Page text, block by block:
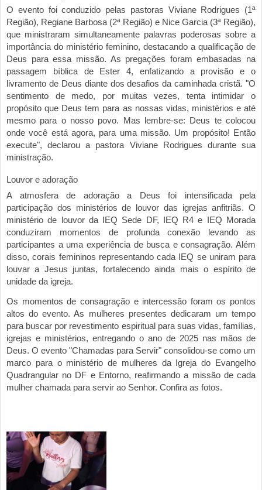
O evento foi conduzido pelas pastoras Viviane Rodrigues (1ª
Região), Regiane Barbosa (2ª Região) e Nice Garcia (3ª Região),
que ministraram simultaneamente palavras poderosas sobre a
importância do ministério feminino, destacando a qualificação de
Deus para essa missão. As pregações foram embasadas na
passagem bíblica de Ester 4, enfatizando a provisão e o
livramento de Deus diante dos desafios da caminhada cristã. "O
sentimento de medo, por muitas vezes, tenta intimidar o
propósito que Deus tem para as nossas vidas, ministérios e até
mesmo para o nosso povo. Mas lembre-se: Deus te colocou
onde você está agora, para uma missão. Um propósito! Então
execute", declarou a pastora Viviane Rodrigues durante sua
ministração.
Louvor e adoração
A atmosfera de adoração a Deus foi intensificada pela
participação dos ministérios de louvor das igrejas anfitriãs. O
ministério de louvor daIEQ Sede DF, IEQ R4 e
IEQ Morada
conduziram momentos de profunda conexão levando as
participantes a uma experiência de busca e consagração. Além
disso, corais femininos representando cada IEQ se uniram para
louvar a Jesus juntas, fortalecendo ainda mais o espírito de
unidade da igreja.
Os momentos de consagração e intercessão foram os pontos
altos do evento. As mulheres presentes dedicaram um tempo
para buscar por revestimento espiritual para suas vidas, famílias,
igrejas e ministérios, entregando o ano de 2025 nas mãos de
Deus. O evento "Chamadas para Servir" consolidou-se como um
marco para o ministério de mulheres da Igreja do Evangelho
Quadrangular no DF e Entorno, reafirmando a missão de cada
mulher chamada para servir ao Senhor. Confira as fotos.